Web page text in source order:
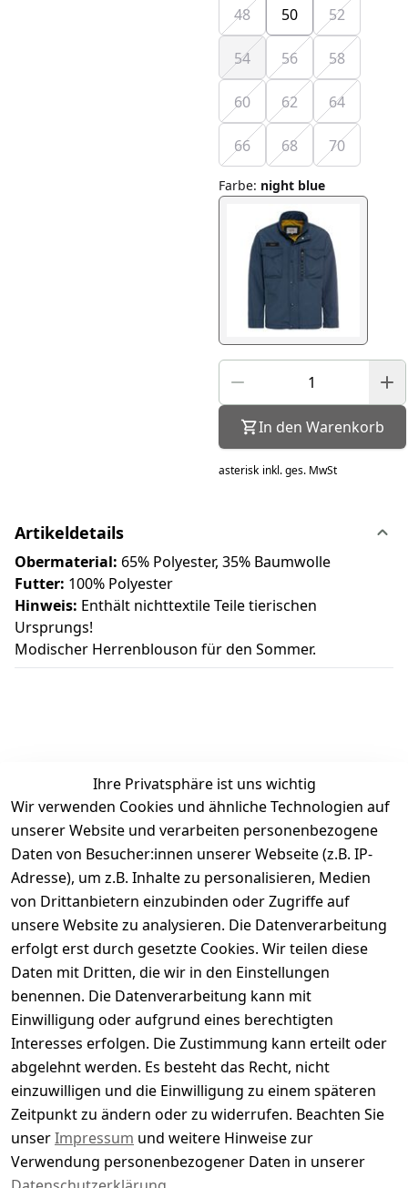
48 50 52
54 56 58
60 62 64
66 68 70
Farbe: night blue
In den Warenkorb
asterisk inkl. ges. MwSt
Artikeldetails
Obermaterial: 65% Polyester, 35% Baumwolle
Futter: 100% Polyester
Hinweis: Enthält nichttextile Teile tierischen
Ursprungs!
Modischer Herrenblouson für den Sommer.
Kundenbewertungen
Durchschnittliche Bewertung
0
Basierend auf 0 Bewertung(en)
Bewertung abgeben
5
( 0 )
4
( 0 )
3
( 0 )
2
( 0 )
1
( 0 )
Es hat noch niemand eine Bewertung für diesen
Artikel abgegeben
Ihre Privatsphäre ist uns wichtig
Wir verwenden Cookies und ähnliche Technologien auf
unserer Website und verarbeiten personenbezogene
Daten von Besucher:innen unserer Webseite (z.B. IP-
Adresse), um z.B. Inhalte zu personalisieren, Medien
von Drittanbietern einzubinden oder Zugriffe auf
unsere Website zu analysieren. Die Datenverarbeitung
erfolgt erst durch gesetzte Cookies. Wir teilen diese
Daten mit Dritten, die wir in den Einstellungen
benennen. Die Datenverarbeitung kann mit
Einwilligung oder aufgrund eines berechtigten
Interesses erfolgen. Die Zustimmung kann erteilt oder
abgelehnt werden. Es besteht das Recht, nicht
einzuwilligen und die Einwilligung zu einem späteren
Zeitpunkt zu ändern oder zu widerrufen. Beachten Sie
unserImpressum und weitere Hinweise zur
Verwendung personenbezogener Daten in unserer